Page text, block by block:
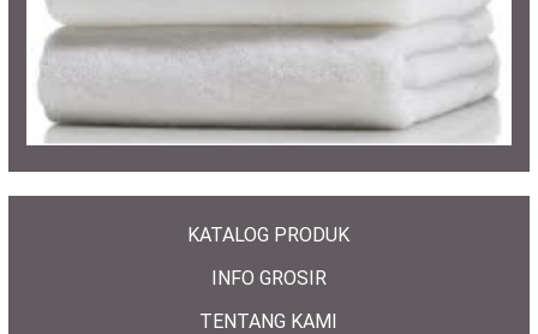
KATALOG PRODUK
INFO GROSIR
TENTANG KAMI